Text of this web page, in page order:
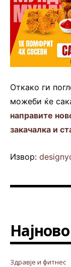
Откако ги
можеби ќе
направите
закачалка и
Извор:
Најново
Здравје и фитнес